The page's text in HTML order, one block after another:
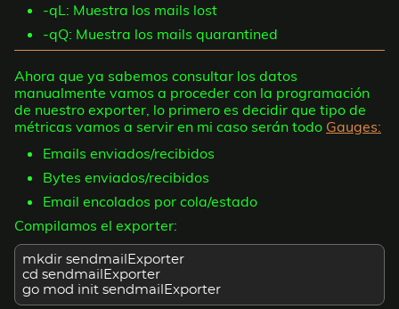
-qL: Muestra los mails lost
-qQ: Muestra los mails quarantined
Ahora que ya sabemos consultar los datos
manualmente vamos a proceder con la programación
de nuestro exporter, lo primero es decidir que tipo de
métricas vamos a servir en mi caso serán todo Gauges:
Emails enviados/recibidos
Bytes enviados/recibidos
Email encolados por cola/estado
Compilamos el exporter:
mkdir sendmailExporter
cd sendmailExporter
go mod init sendmailExporter